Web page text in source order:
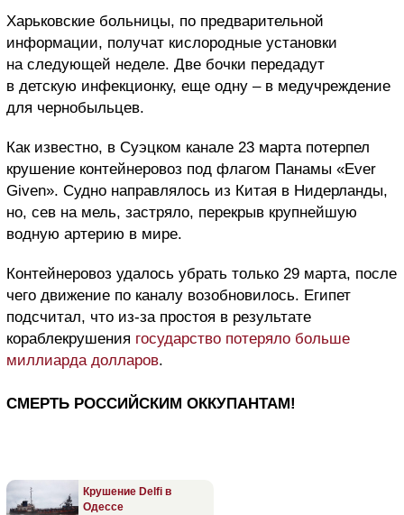
Харьковские больницы, по предварительной
информации, получат кислородные установки
на следующей неделе. Две бочки передадут
в детскую инфекционку, еще одну – в медучреждение
для чернобыльцев.
Как известно, в Суэцком канале 23 марта потерпел
крушение контейнеровоз под флагом Панамы «Ever
Given». Судно направлялось из Китая в Нидерланды,
но, сев на мель, застряло, перекрыв крупнейшую
водную артерию в мире.
Контейнеровоз удалось убрать только 29 марта, после
чего движение по каналу возобновилось. Египет
подсчитал, что из-за простоя в результате
кораблекрушения государство потеряло больше
миллиарда долларов.
СМЕРТЬ РОССИЙСКИМ ОККУПАНТАМ!
Крушение Delfi в
Одессе